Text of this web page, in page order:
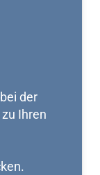
der
Ihren